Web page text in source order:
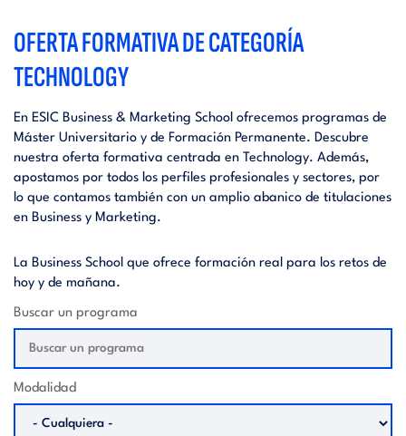
OFERTA FORMATIVA DE CATEGORÍA
TECHNOLOGY
En ESIC Business & Marketing School ofrecemos programas de
Máster Universitario y de Formación Permanente. Descubre
nuestra oferta formativa centrada en Technology. Además,
apostamos por todos los perfiles profesionales y sectores, por
lo que contamos también con un amplio abanico de titulaciones
en Business y Marketing.
La Business School que ofrece formación real para los retos de
hoy y de mañana.
Buscar un programa
Modalidad